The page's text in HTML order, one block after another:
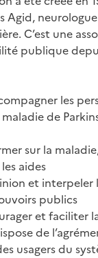
Agid,
C’est une
publique
les
de
sur la
aides
et interpeler
publics
et faciliter
de
usagers du